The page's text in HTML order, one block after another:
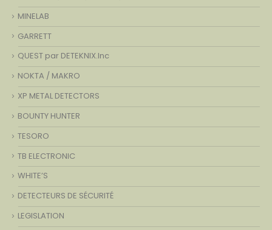
MINELAB
GARRETT
QUEST par DETEKNIX.Inc
NOKTA / MAKRO
XP METAL DETECTORS
BOUNTY HUNTER
TESORO
TB ELECTRONIC
WHITE’S
DETECTEURS DE SÉCURITÉ
LEGISLATION